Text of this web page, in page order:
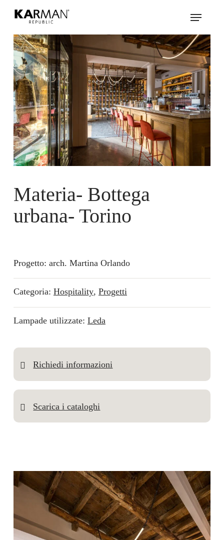
main
content
Menu
Materia- Bottega
urbana- Torino
Progetto: arch. Martina Orlando
Categoria: Hospitality, Progetti
Lampade utilizzate: Leda
Richiedi informazioni
Scarica i cataloghi